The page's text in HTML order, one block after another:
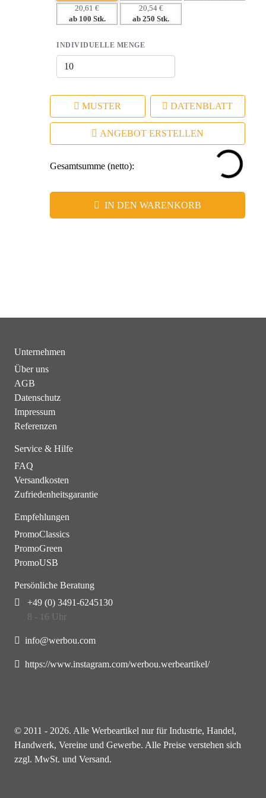
– Hochwertige, praktische Anwendung sorgt für tägliche
Sichtbarkeit.
– Verleiht Ihrer Marke ein modernes, innovatives Image.
20,61 €
ab 100 Stk.
20,54 €
ab 250 Stk.
INDIVIDUELLE MENGE
MUSTER DATENBLATT
ANGEBOT ERSTELLEN
Gesamtsumme (netto):
IN DEN WARENKORB
Unternehmen
Über uns
AGB
Datenschutz
Impressum
Referenzen
Service & Hilfe
FAQ
Versandkosten
Zufriedenheitsgarantie
Empfehlungen
PromoClassics
PromoGreen
PromoUSB
Persönliche Beratung
+49 (0) 3491-6245130
8 - 16 Uhr
info@werbou.com
https://www.instagram.com/werbou.werbeartikel/
© 2011 - 2026. Alle Werbeartikel nur für Industrie, Handel,
Handwerk, Vereine und Gewerbe. Alle Preise verstehen sich
zzgl. MwSt. und Versand.